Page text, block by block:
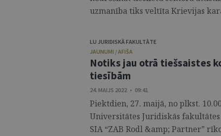
uzmanība tiks veltīta Krievijas
LU JURIDISKĀ FAKULTĀTE
JAUNUMI / AFIŠA
Notiks jau otrā tiešsaistes
tiesībām
24. MAIJS 2022 • 09:41
Piektdien, 27. maijā, no plkst.
Universitātes Juridiskās
SIA “ZAB Rodl &amp; Partner”